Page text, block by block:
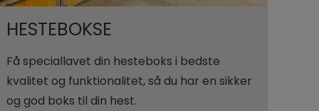
HESTEBOKSE
Få speciallavet din hesteboks i bedste
kvalitet og funktionalitet, så du har en sikker
og god boks til din hest.